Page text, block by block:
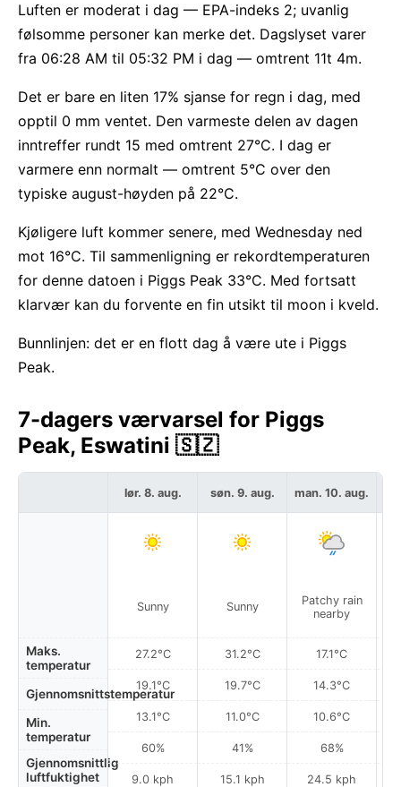
Luften er moderat i dag — EPA-indeks 2; uvanlig
følsomme personer kan merke det. Dagslyset varer
fra 06:28 AM til 05:32 PM i dag — omtrent 11t 4m.
Det er bare en liten 17% sjanse for regn i dag, med
opptil 0 mm ventet. Den varmeste delen av dagen
inntreffer rundt 15 med omtrent 27°C. I dag er
varmere enn normalt — omtrent 5°C over den
typiske august-høyden på 22°C.
Kjøligere luft kommer senere, med Wednesday ned
mot 16°C. Til sammenligning er rekordtemperaturen
for denne datoen i Piggs Peak 33°C. Med fortsatt
klarvær kan du forvente en fin utsikt til moon i kveld.
Bunnlinjen: det er en flott dag å være ute i Piggs
Peak.
7-dagers værvarsel for Piggs
Peak, Eswatini 🇸🇿
Maks.
temperatur
Gjennomsnittstemperatur
Min.
temperatur
Gjennomsnittlig
luftfuktighet
lør. 8. aug.
Sunny
27.2°C
19.1°C
13.1°C
60%
9.0 kph
søn. 9. aug.
Sunny
31.2°C
19.7°C
11.0°C
41%
15.1 kph
man. 10. aug.
Patchy rain
nearby
17.1°C
14.3°C
10.6°C
68%
24.5 kph